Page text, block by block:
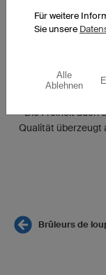
WAS
WAS
Die Freiheit auch
Qualität überzeugt
Brûleurs de
Für weitere
Sie unsere
Alle
Ablehnen